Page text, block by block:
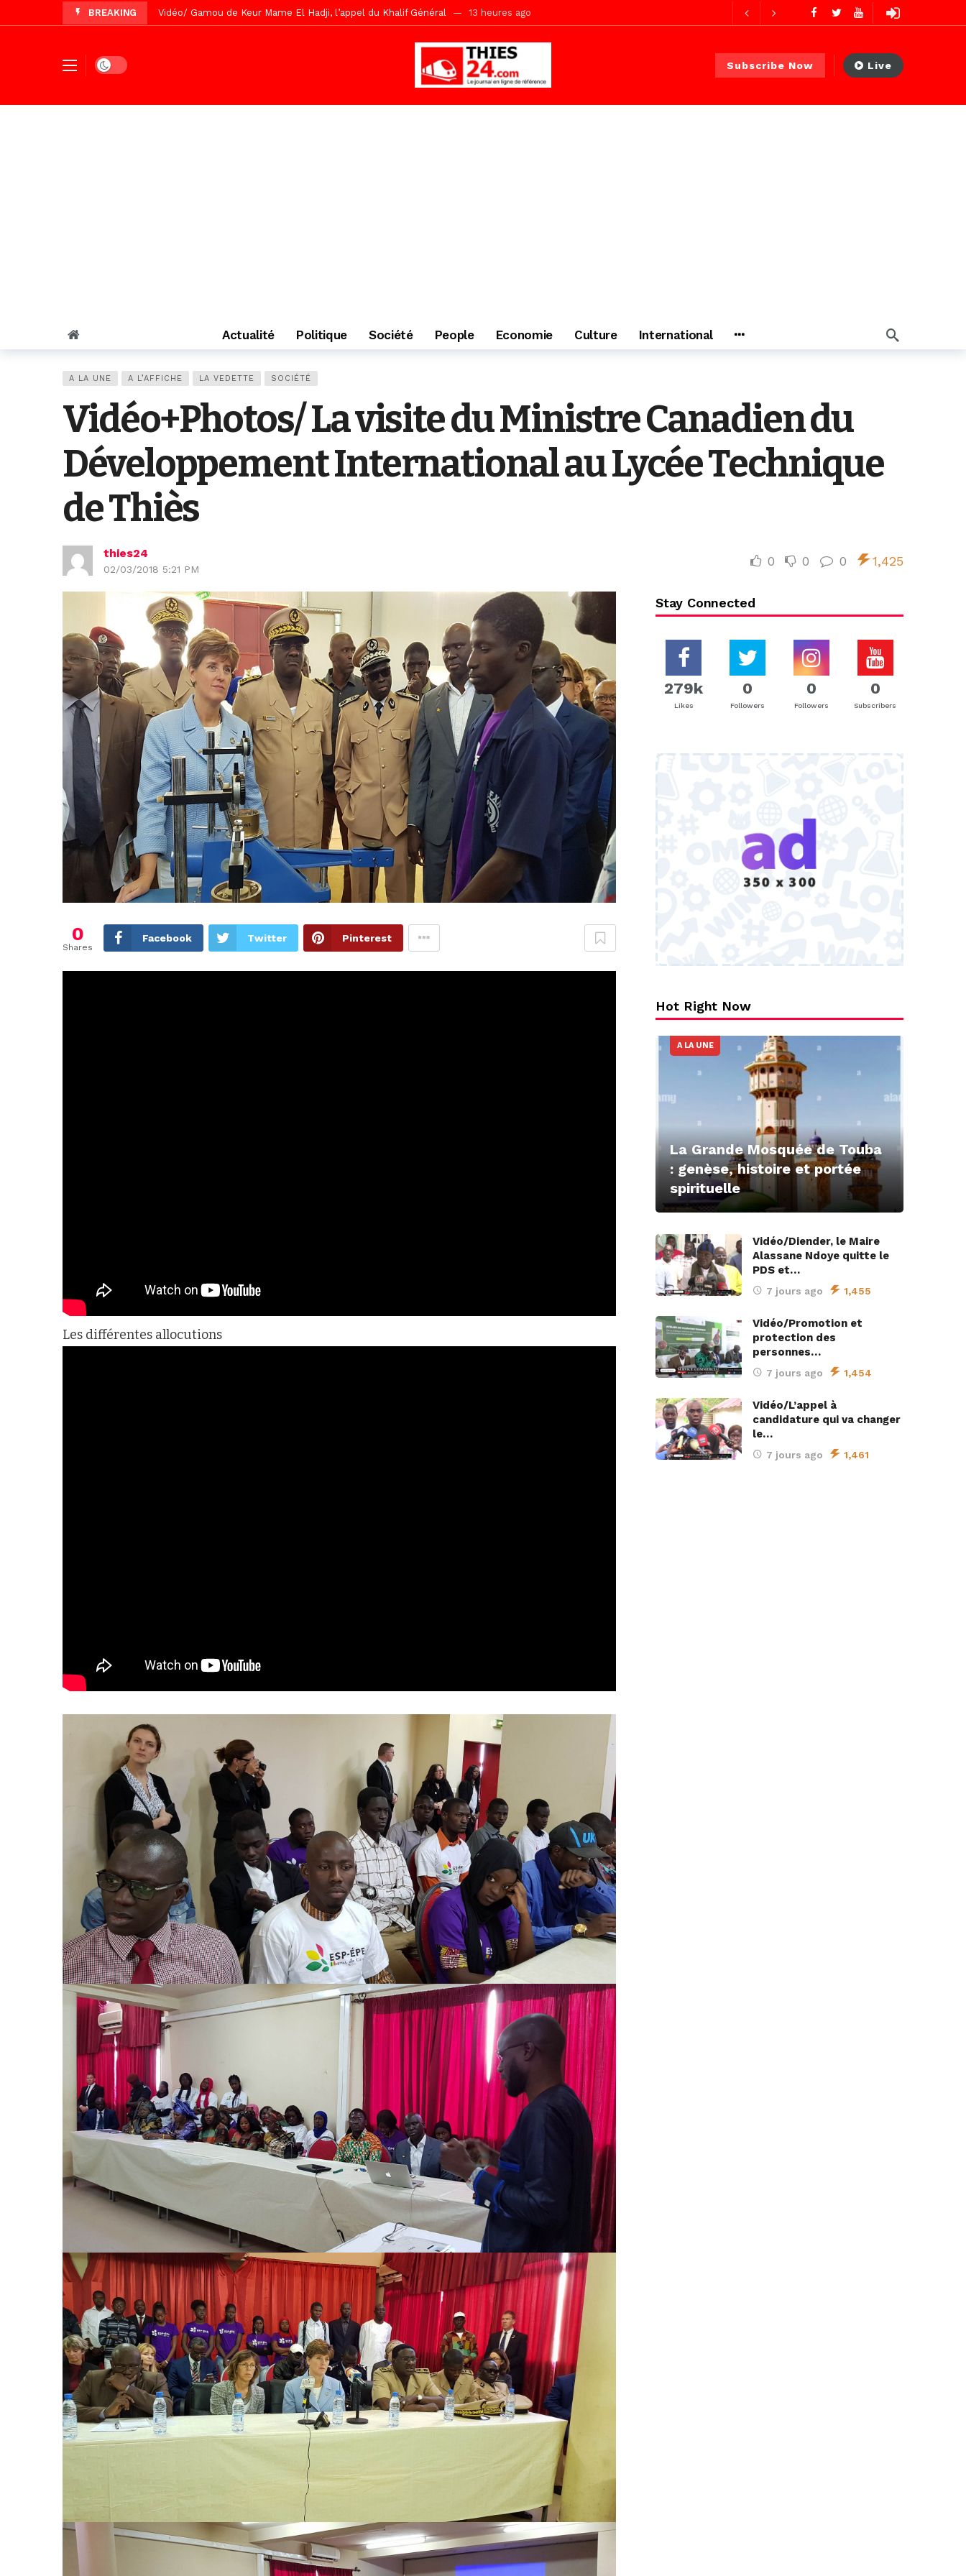
BREAKING
Vidéo/ Préparation Gamou 2026, Keur Mame El Hadji décline ses priorités devant le Gouverneur
Vidéo/ Revue de presse du 5 Août 2026 avec Mouhamadou Boiro 1 jour ago
Vidéo/ Contre la violence numérique, 100 adolescents outillés dans le Boot Camp JAVA de Mboro
Un commissariat d’arrondissement de police inauguré à Touba 2 jours ago
Dark mode Subscribe Now Live
Actualité Politique Société People Economie Culture International
A LA UNE A L’AFFICHE LA VEDETTE SOCIÉTÉ
Vidéo+Photos/ La visite du Ministre Canadien du
Développement International au Lycée Technique
de Thiès
thies24
02/03/2018 5:21 PM
0 0 0 1,425
0
Shares
Facebook Twitter Pinterest
Les différentes allocutions
Stay Connected
279k
Likes
0
Followers
0
Followers
0
Subscribers
Hot Right Now
A LA UNE
La Grande Mosquée de Touba
: genèse, histoire et portée
spirituelle
Vidéo/Diender, le Maire
Alassane Ndoye quitte le
PDS et…
7 jours ago 1,455
Vidéo/Promotion et
protection des
personnes…
7 jours ago 1,454
Vidéo/L’appel à
candidature qui va changer
le…
7 jours ago 1,461